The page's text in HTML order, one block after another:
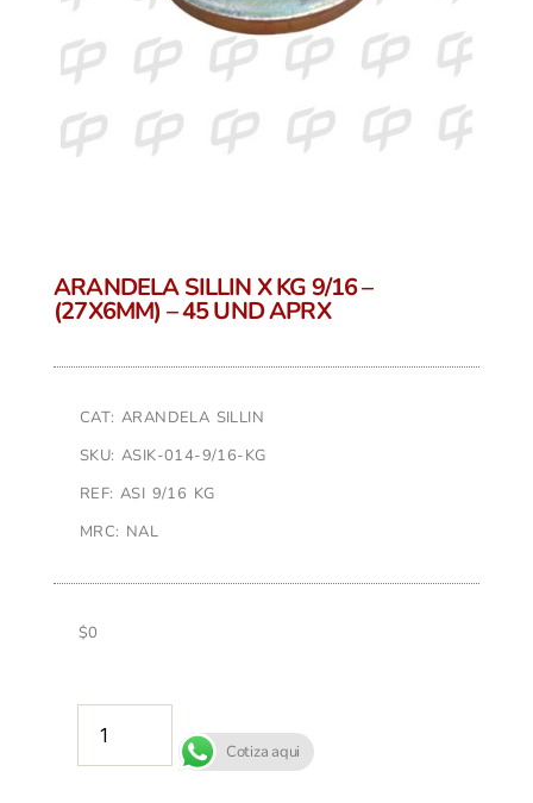
ARANDELA SILLIN X KG 9/16 –
(27X6MM) – 45 UND APRX
CAT: ARANDELA SILLIN
SKU: ASIK-014-9/16-KG
REF: ASI 9/16 KG
MRC: NAL
$0
Cotiza aqui